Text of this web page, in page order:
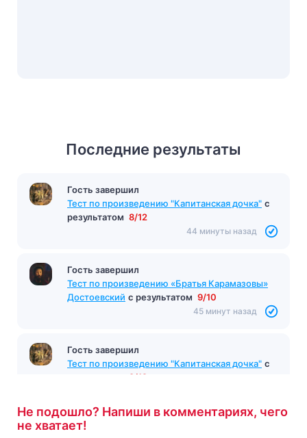
Последние результаты
Гость завершил
Тест по произведению "Капитанская дочка" с
результатом 8/12
44 минуты назад
Гость завершил
Тест по произведению «Братья Карамазовы»
Достоевский с результатом 9/10
45 минут назад
Гость завершил
Тест по произведению "Капитанская дочка" с
9/12
Не подошло? Напиши в комментариях, чего
не хватает!